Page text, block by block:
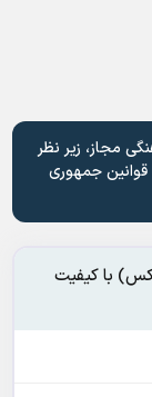
مجاز، زیر نظر
قوانین جمهوری
با کیفیت